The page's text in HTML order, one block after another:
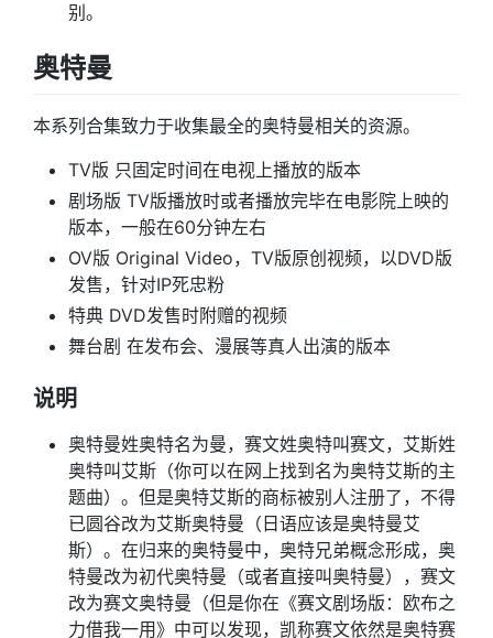
别。
奥特曼
本系列合集致力于收集最全的奥特曼相关的资源。
TV版 只固定时间在电视上播放的版本
剧场版 TV版播放时或者播放完毕在电影院上映的
版本，一般在60分钟左右
OV版 Original Video，TV版原创视频，以DVD版
发售，针对IP死忠粉
特典 DVD发售时附赠的视频
舞台剧 在发布会、漫展等真人出演的版本
说明
奥特曼姓奥特名为曼，赛文姓奥特叫赛文，艾斯姓
奥特叫艾斯（你可以在网上找到名为奥特艾斯的主
题曲）。但是奥特艾斯的商标被别人注册了，不得
已圆谷改为艾斯奥特曼（日语应该是奥特曼艾
斯）。在归来的奥特曼中，奥特兄弟概念形成，奥
特曼改为初代奥特曼（或者直接叫奥特曼），赛文
改为赛文奥特曼（但是你在《赛文剧场版：欧布之
力借我一用》中可以发现，凯称赛文依然是奥特赛